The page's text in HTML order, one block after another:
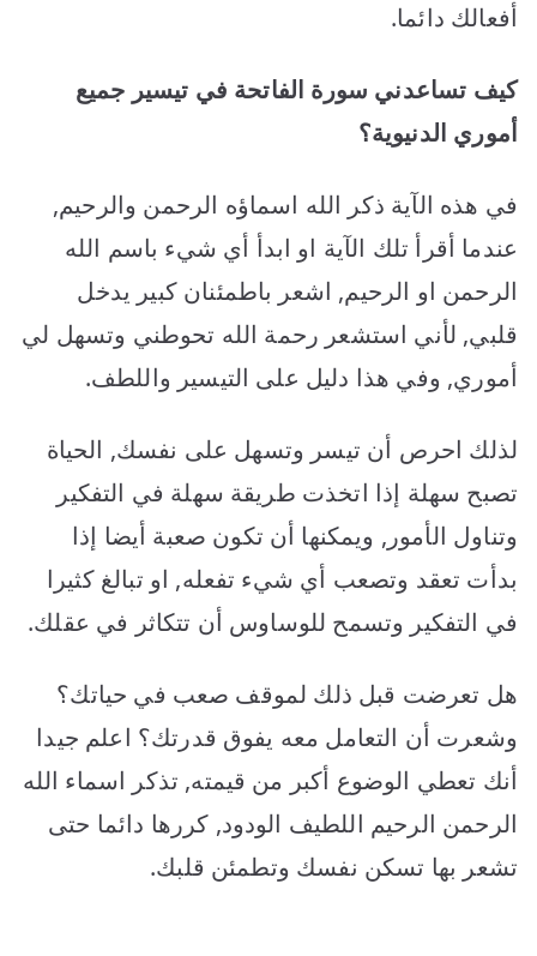
أفعالك دائما.
كيف تساعدني سورة الفاتحة في تيسير جميع
أموري الدنيوية؟
في هذه الآية ذكر الله اسماؤه الرحمن والرحيم,
عندما أقرأ تلك الآية او ابدأ أي شيء باسم الله
الرحمن او الرحيم, اشعر باطمئنان كبير يدخل
قلبي, لأني استشعر رحمة الله تحوطني وتسهل لي
أموري, وفي هذا دليل على التيسير واللطف.
لذلك احرص أن تيسر وتسهل على نفسك, الحياة
تصبح سهلة إذا اتخذت طريقة سهلة في التفكير
وتناول الأمور, ويمكنها أن تكون صعبة أيضا إذا
بدأت تعقد وتصعب أي شيء تفعله, او تبالغ كثيرا
في التفكير وتسمح للوساوس أن تتكاثر في عقلك.
هل تعرضت قبل ذلك لموقف صعب في حياتك؟
وشعرت أن التعامل معه يفوق قدرتك؟ اعلم جيدا
أنك تعطي الوضوع أكبر من قيمته, تذكر اسماء الله
الرحمن الرحيم اللطيف الودود, كررها دائما حتى
تشعر بها تسكن نفسك وتطمئن قلبك.